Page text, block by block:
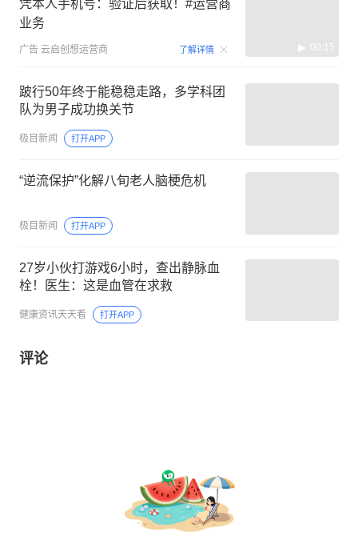
凭本人手机号：验证后获取！#运营商
业务
广告 云启创想运营商 了解详情 00:15
跛行50年终于能稳稳走路，多学科团
队为男子成功换关节
极目新闻 打开APP
“逆流保护”化解八旬老人脑梗危机
极目新闻 打开APP
27岁小伙打游戏6小时，查出静脉血
栓！医生：这是血管在求救
健康资讯天天看 打开APP
评论